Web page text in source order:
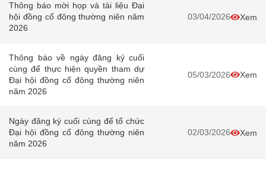
Thông báo mời họp và tài liệu Đại
hội đồng cổ đông thường niên năm
2026
03/04/2026 Xem
Thông báo về ngày đăng ký cuối
cùng để thực hiện quyền tham dự
Đại hội đồng cổ đông thường niên
năm 2026
05/03/2026 Xem
Ngày đăng ký cuối cùng để tổ chức
Đại hội đồng cổ đông thường niên
năm 2026
02/03/2026 Xem